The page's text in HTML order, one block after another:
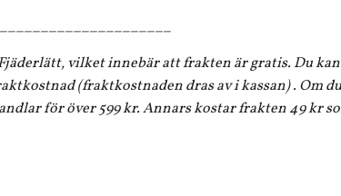
vilket innebär att frakten är gratis. Du
(fraktkostnaden dras av i kassan) . Om
för över 599 kr. Annars kostar frakten 49 kr